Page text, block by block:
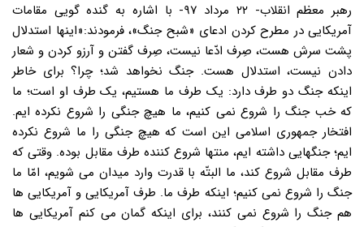
رهبر معظم انقلاب- ۲۲ مرداد ۹۷- با اشاره به گنده گویی مقامات
آمریکایی در مطرح کردن ادعای «شبح جنگ»، فرمودند:«اینها استدلال
پشت سرش هست، صِرف ادّعا نیست، صِرف گفتن و آرزو کردن و شعار
دادن نیست، استدلال هست. جنگ نخواهد شد؛ چرا؟ برای خاطر
اینکه جنگ دو طرف دارد: یک طرف ما هستیم، یک طرف او است؛ ما
که خب جنگ را شروع نمی کنیم، ما هیچ جنگی را شروع نکرده ایم.
افتخار جمهوری اسلامی این است که هیچ جنگی را ما شروع نکرده
ایم؛ جنگهایی داشته ایم، منتها شروع کننده طرف مقابل بوده. وقتی که
طرف مقابل شروع کند، ما البتّه با قدرت وارد میدان می شویم، امّا ما
جنگ را شروع نمی کنیم؛ اینکه طرف ما. طرف آمریکایی و آمریکایی ها
هم جنگ را شروع نمی کنند، برای اینکه گمان می کنم آمریکایی ها